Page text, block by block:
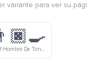
variante para ver su
Chef Hombre De Tono De Piel Moreno